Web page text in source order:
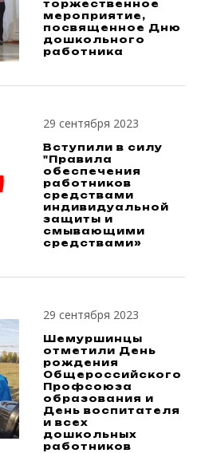
торжественное
мероприятие,
посвященное Дню
дошкольного
работника
29 сентября 2023
Вступили в силу
"Правила
обеспечения
работников
средствами
индивидуальной
защиты и
смывающими
средствами»
29 сентября 2023
Шемуршинцы
отметили День
рождения
Общероссийского
Профсоюза
образования и
День воспитателя
и всех
дошкольных
работников